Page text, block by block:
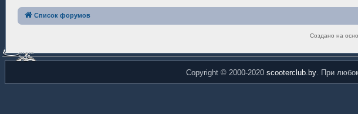
Список форумов
Создано на
Copyright © 2000-2020 scooterclub.by. При